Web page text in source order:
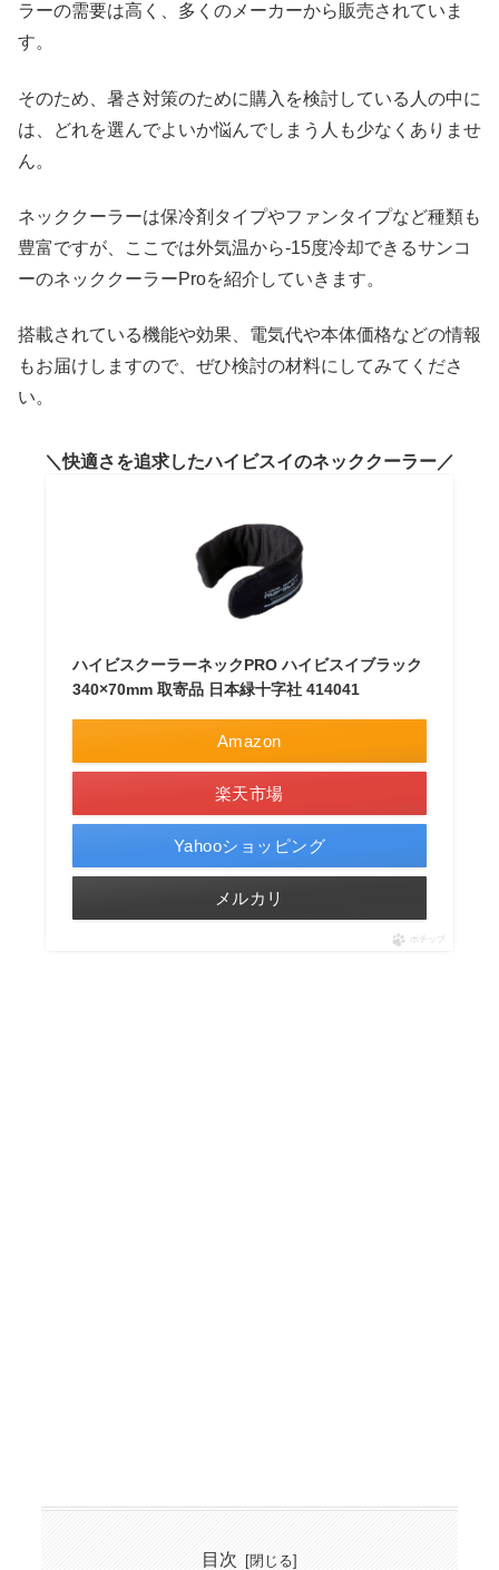
ラーの需要は高く、多くのメーカーから販売されていま
す。
そのため、暑さ対策のために購入を検討している人の中に
は、どれを選んでよいか悩んでしまう人も少なくありませ
ん。
ネッククーラーは保冷剤タイプやファンタイプなど種類も
豊富ですが、ここでは外気温から-15度冷却できるサンコ
ーのネッククーラーProを紹介していきます。
搭載されている機能や効果、電気代や本体価格などの情報
もお届けしますので、ぜひ検討の材料にしてみてくださ
い。
快適さを追求したハイビスイのネッククーラー
ハイビスクーラーネックPRO ハイビスイブラック
340×70mm 取寄品 日本緑十字社 414041
Amazon
楽天市場
Yahooショッピング
メルカリ
ポチップ
目次